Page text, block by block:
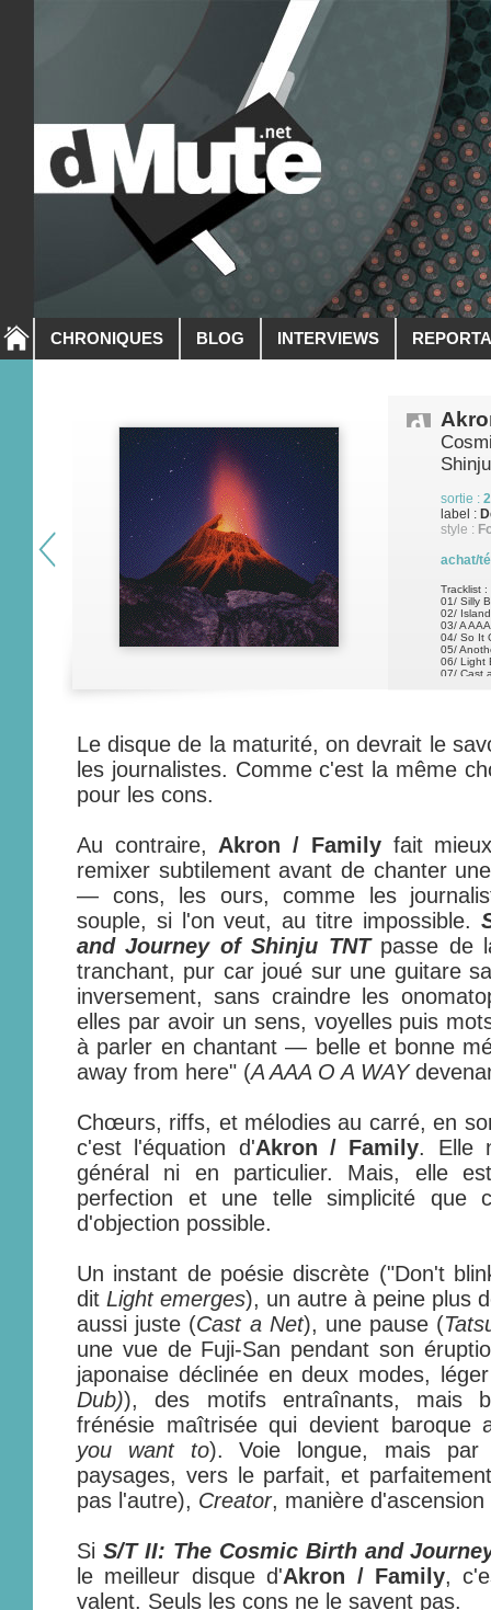
CHRONIQUES BLOG INTERVIEWS
sortie :
label :
style :
achat/
Tracklist :
01/ Silly
02/ Island
03/ A
04/ So It
05/
06/ Light
07/ Cast
13/ C
Le disque de la maturité, on devrait le
les journalistes. Comme c'est la même
pour les cons.
Au contraire, Akron / Familyfait
remixer subtilement avant de chanter
— cons, les ours, comme les
souple, si l'on veut, au titre impossible.
and Journey of Shinju TNTpasse de
tranchant, pur car joué sur une guitare
inversement, sans craindre les
elles par avoir un sens, voyelles puis
à parler en chantant — belle et bonne
away from here" (A AAA O A WAY
Chœurs, riffs, et mélodies au carré, en
c'est l'équation d'Akron / Family. Elle
général ni en particulier. Mais, elle
perfection et une telle simplicité que
d'objection possible.
Un instant de poésie discrète ("Don't
dit Light emerges), un autre à peine plus
aussi juste (Cast a Net), une pause (
une vue de Fuji-San pendant son
japonaise déclinée en deux modes,
Dub)), des motifs entraînants, mais
frénésie maîtrisée qui devient baroque
you want to). Voie longue, mais par
paysages, vers le parfait, et
pas l'autre), Creator, manière
Si S/T II: The Cosmic Birth and
le meilleur disque d'Akron / Family,
valent. Seuls les cons ne le savent pas.